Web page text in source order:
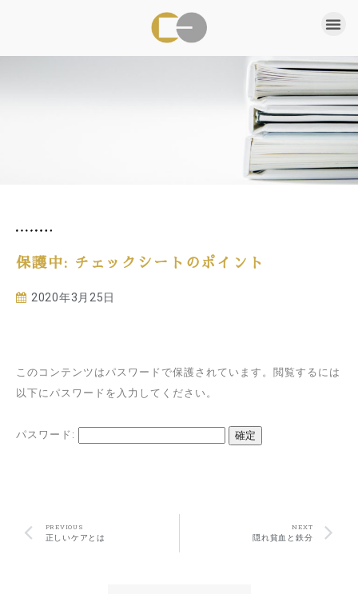
保護中: チェックシートのポイント
2020年3月25日
このコンテンツはパスワードで保護されています。閲覧するには
以下にパスワードを入力してください。
パスワード:
PREVIOUS
正しいケアとは
NEXT
隠れ貧血と鉄分